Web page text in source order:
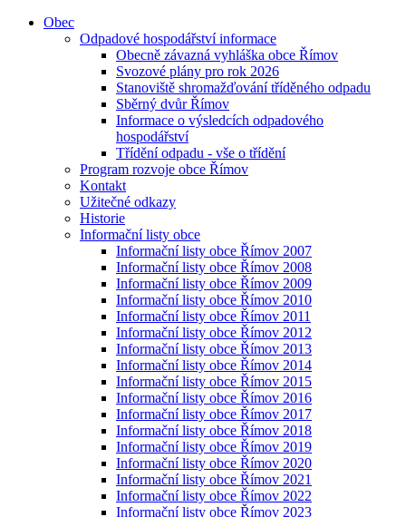
Obec
Odpadové hospodářství informace
Obecně závazná vyhláška obce Římov
Svozové plány pro rok 2026
Stanoviště shromažďování tříděného odpadu
Sběrný dvůr Římov
Informace o výsledcích odpadového
hospodářství
Třídění odpadu - vše o třídění
Program rozvoje obce Římov
Kontakt
Užitečné odkazy
Historie
Informační listy obce
Informační listy obce Římov 2007
Informační listy obce Římov 2008
Informační listy obce Římov 2009
Informační listy obce Římov 2010
Informační listy obce Římov 2011
Informační listy obce Římov 2012
Informační listy obce Římov 2013
Informační listy obce Římov 2014
Informační listy obce Římov 2015
Informační listy obce Římov 2016
Informační listy obce Římov 2017
Informační listy obce Římov 2018
Informační listy obce Římov 2019
Informační listy obce Římov 2020
Informační listy obce Římov 2021
Informační listy obce Římov 2022
Informační listy obce Římov 2023